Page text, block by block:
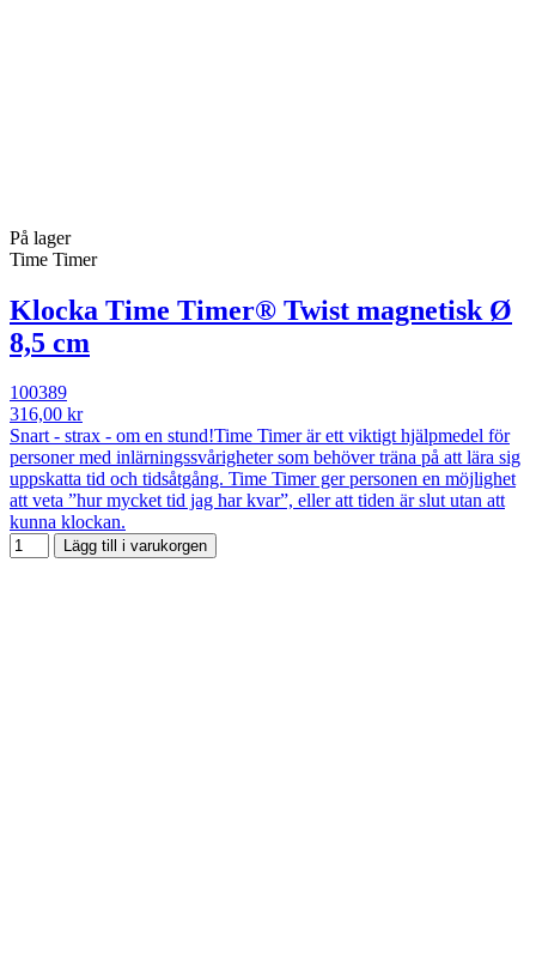
På lager
Time Timer
Klocka Time Timer® Twist magnetisk Ø
8,5 cm
100389
316,00 kr
Snart - strax - om en stund!Time Timer är ett viktigt hjälpmedel för
personer med inlärningssvårigheter som behöver träna på att lära sig
uppskatta tid och tidsåtgång. Time Timer ger personen en möjlighet
att veta ”hur mycket tid jag har kvar”, eller att tiden är slut utan att
kunna klockan.
Lägg till i varukorgen